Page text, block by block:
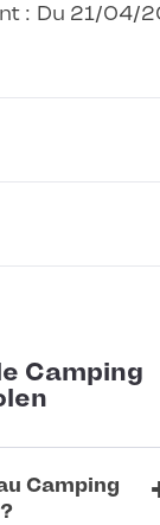
: Du 21/04/
Camping
Camping